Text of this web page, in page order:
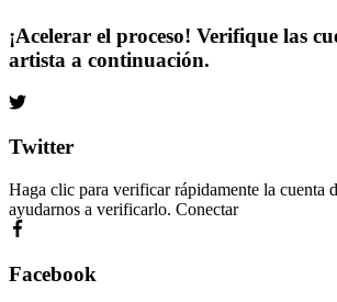
¡Acelerar el proceso! Verifique las
artista a continuación.
Twitter
Haga clic para verificar rápidamente la cuenta
ayudarnos a verificarlo. Conectar
Facebook